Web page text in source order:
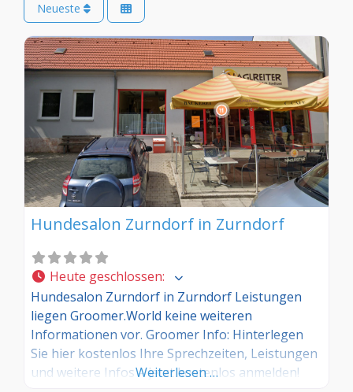
Neueste
Hundesalon Zurndorf in Zurndorf
Heute geschlossen:
Hundesalon Zurndorf in Zurndorf Leistungen
liegen Groomer.World keine weiteren
Informationen vor. Groomer Info: Hinterlegen
Sie hier kostenlos Ihre Sprechzeiten, Leistungen
und weitere Infos – jetzt kostenlos anmelden!
Weiterlesen …